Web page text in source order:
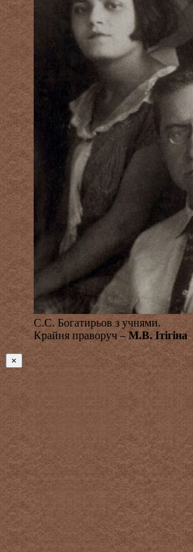
С.С. Богатирьов з учнями.
Крайня праворуч – М.В. Ітігіна
×